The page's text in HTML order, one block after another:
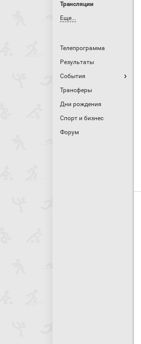
Трансляции
Еще...
Телепрограмма
Результаты
События
Трансферы
Дни рождения
Спорт и бизнес
Форум